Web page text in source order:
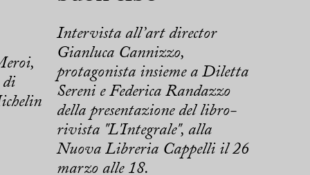
di
Intervista all’art director
Gianluca Cannizzo,
protagonista insieme a Diletta
Sereni e Federica Randazzo
della presentazione del libro-
rivista "L'Integrale", alla
Nuova Libreria Cappelli il 26
marzo alle 18.